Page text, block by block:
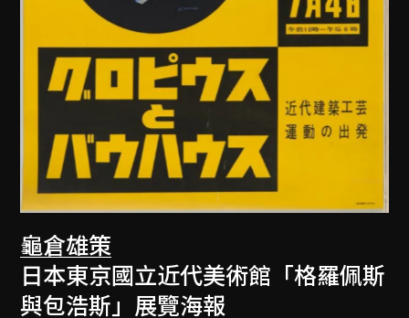
龜倉雄策
日本東京國立近代美術館「格羅佩斯
與包浩斯」展覽海報